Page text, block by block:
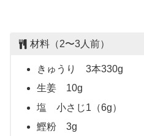
材料（2〜3人前）
きゅうり 3本330g
生姜 10g
塩 小さじ1（6g）
鰹粉 3g